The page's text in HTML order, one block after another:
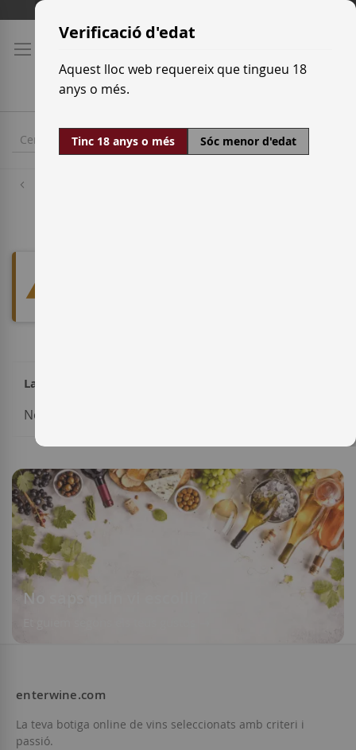
Skip
Content
La meva llista de desitjos
No tens cap element a la teva llista de desitjos.
No saps quin vi escollir?
enterwine.com
La teva botiga online de vins seleccionats amb criteri i
passió.
Verificació d'edat
Aquest lloc web requereix que tingueu 18
anys o més.
Tinc 18 anys o més Sóc menor d'edat